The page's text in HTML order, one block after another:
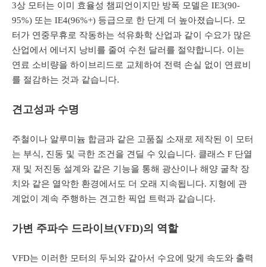
3상 모터는 이미 효율성 챔피언이지만 방폭 모델은 IE3(90-
95%) 또는 IE4(96%+) 등급으로 한 단계 더 높아졌습니다. 모
터가 연중무휴로 작동하는 석유화학 산업과 같이 수요가 많은
산업에서 에너지 낭비를 줄여 수천 달러를 절약합니다. 이는
연료 소비량을 하이브리드로 교체하여 전력 손실 없이 연료비
를 절감하는 것과 같습니다.
견고성과 수명
주철이나 알루미늄 합금과 같은 고품질 소재로 제작된 이 모터
는 부식, 진동 및 극한 조건을 견딜 수 있습니다. 클래스 F 단열
재 및 저진동 설계와 같은 기능을 통해 광산이나 해양 굴착 장
치와 같은 열악한 환경에서도 더 오래 지속됩니다. 지형에 관
계없이 계속 주행하는 견고한 픽업 트럭과 같습니다.
가변 주파수 드라이브(VFD)의 역할
VFD는 이러한 모터의 두뇌와 같아서 수요에 맞게 속도와 출력